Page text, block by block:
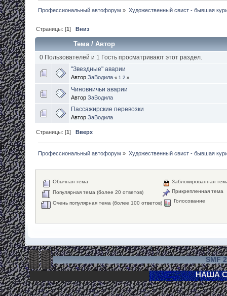
Профессиональный автофорум » Художественный свист - бывшая
Страницы: [1]Вниз
Тема/Автор
0 Пользователей и 1 Гость просматривают этот раздел.
"Звездные" аварии
Автор ЗаВодила « 1 2 »
Чиновничьи аварии
Автор ЗаВодила
Пассажирские перевозки
Автор ЗаВодила
Страницы: [1]Вверх
Профессиональный автофорум » Художественный свист - бывшая
Обычная тема
Популярная тема (более 20 ответов)
Очень популярная тема (более 100 ответов)
Заблокированная
Прикрепленная тема
Голосование
SMF